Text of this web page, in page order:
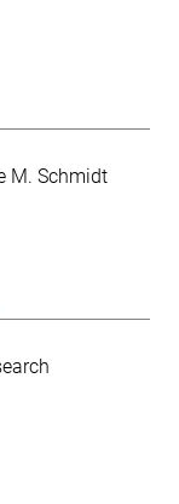
M. Schmidt